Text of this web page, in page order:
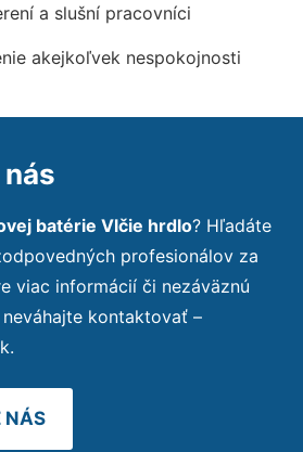
a slušní pracovníci
akejkoľvek nespokojnosti
batérie Vlčie hrdlo? Hľadáte
profesionálov za
viac informácií či nezáväznú
kontaktovať –
NÁS